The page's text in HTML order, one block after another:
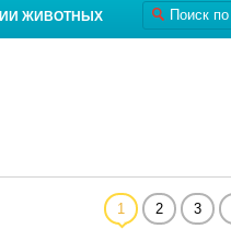
ЖИВОТНЫХ
1 2 3